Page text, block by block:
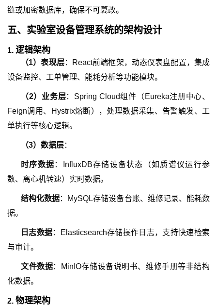
链或加密数据库，确保不可篡改。
五、 实验室设备管理系统的架构设计
1. 逻辑架构
（1）表现层：React前端框架，动态仪表盘配置，集成
设备监控、工单管理、能耗分析等功能模块。
（2） 业务层：Spring Cloud组件（Eureka注册中心、
Feign调用、Hystrix熔断），处理数据采集、告警触发、工
单执行等核心逻辑。
（3） 数据层：
时序数据 ：InfluxDB存储设备状态（如质谱仪运行参
数、离心机转速）实时数据。
结构化数据：MySQL存储设备台账、维修记录、能耗数
据。
日志数据：Elasticsearch存储操作日志，支持快速检索
与审计。
文件数据：MinIO存储设备说明书、维修手册等非结构
化数据。
2. 物理架构